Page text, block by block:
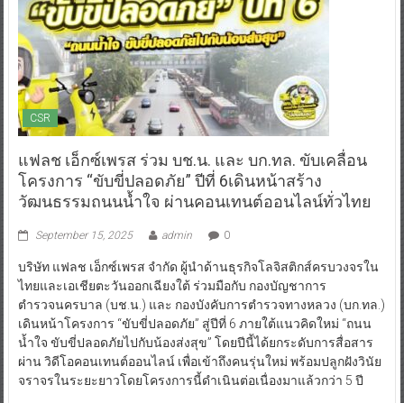
CSR
แฟลช เอ็กซ์เพรส ร่วม บช.น. และ บก.ทล. ขับเคลื่อน
โครงการ “ขับขี่ปลอดภัย” ปีที่ 6เดินหน้าสร้าง
วัฒนธรรมถนนน้ำใจ ผ่านคอนเทนต์ออนไลน์ทั่วไทย
September 15, 2025 admin 0
บริษัท แฟลช เอ็กซ์เพรส จำกัด ผู้นำด้านธุรกิจโลจิสติกส์ครบวงจรใน
ไทยและเอเชียตะวันออกเฉียงใต้ ร่วมมือกับ กองบัญชาการ
ตำรวจนครบาล (บช.น.) และ กองบังคับการตำรวจทางหลวง (บก.ทล.)
เดินหน้าโครงการ “ขับขี่ปลอดภัย” สู่ปีที่ 6 ภายใต้แนวคิดใหม่ “ถนน
น้ำใจ ขับขี่ปลอดภัยไปกับน้องส่งสุข” โดยปีนี้ได้ยกระดับการสื่อสาร
ผ่าน วิดีโอคอนเทนต์ออนไลน์ เพื่อเข้าถึงคนรุ่นใหม่ พร้อมปลูกฝังวินัย
จราจรในระยะยาวโดยโครงการนี้ดำเนินต่อเนื่องมาแล้วกว่า 5 ปี